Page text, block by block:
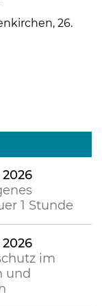
26.
2026
1 Stunde
2026
im
und